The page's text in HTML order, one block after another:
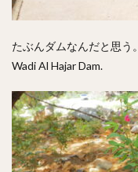
たぶんダムなんだと思う。
Wadi Al Hajar Dam.